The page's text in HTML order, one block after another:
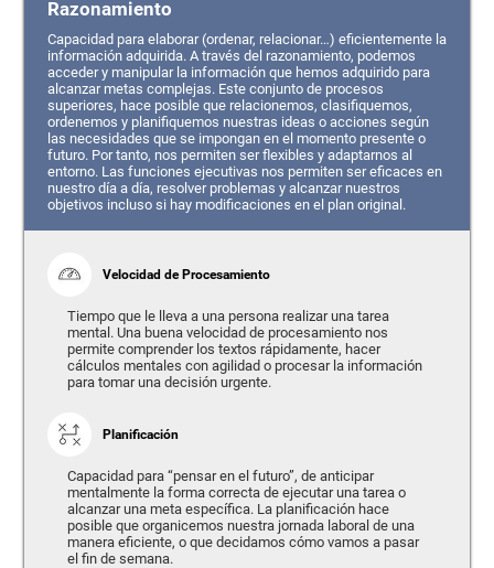
Razonamiento
Capacidad para elaborar (ordenar, relacionar…) eficientemente la
información adquirida. A través del razonamiento, podemos
acceder y manipular la información que hemos adquirido para
alcanzar metas complejas. Este conjunto de procesos
superiores, hace posible que relacionemos, clasifiquemos,
ordenemos y planifiquemos nuestras ideas o acciones según
las necesidades que se impongan en el momento presente o
futuro. Por tanto, nos permiten ser flexibles y adaptarnos al
entorno. Las funciones ejecutivas nos permiten ser eficaces en
nuestro día a día, resolver problemas y alcanzar nuestros
objetivos incluso si hay modificaciones en el plan original.
Velocidad de Procesamiento
Tiempo que le lleva a una persona realizar una tarea
mental. Una buena velocidad de procesamiento nos
permite comprender los textos rápidamente, hacer
cálculos mentales con agilidad o procesar la información
para tomar una decisión urgente.
Planificación
Capacidad para “pensar en el futuro”, de anticipar
mentalmente la forma correcta de ejecutar una tarea o
alcanzar una meta específica. La planificación hace
posible que organicemos nuestra jornada laboral de una
manera eficiente, o que decidamos cómo vamos a pasar
el fin de semana.